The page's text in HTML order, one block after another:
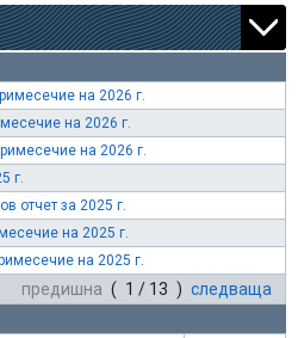
на 2026 г.
на 2026 г.
на 2026 г.
г.
отчет за 2025 г.
на 2025 г.
на 2025 г.
предишна ( 1 / 13 ) следваща